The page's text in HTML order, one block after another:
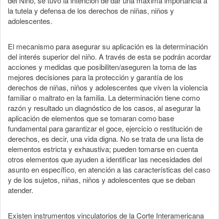
la tutela y defensa de los derechos de niñas, niños y
adolescentes.
El mecanismo para asegurar su aplicación es la determinación
del interés superior del niño. A través de esta se podrán acordar
acciones y medidas que posibiliten/aseguren la toma de las
mejores decisiones para la protección y garantía de los
derechos de niñas, niños y adolescentes que viven la violencia
familiar o maltrato en la familia. La determinación tiene como
razón y resultado un diagnóstico de los casos, al asegurar la
aplicación de elementos que se tomaran como base
fundamental para garantizar el goce, ejercicio o restitución de
derechos, es decir, una vida digna. No se trata de una lista de
elementos estricta y exhaustiva; pueden tomarse en cuenta
otros elementos que ayuden a identificar las necesidades del
asunto en específico, en atención a las características del caso
y de los sujetos, niñas, niños y adolescentes que se deban
atender.
Existen instrumentos vinculatorios de la Corte Interamericana